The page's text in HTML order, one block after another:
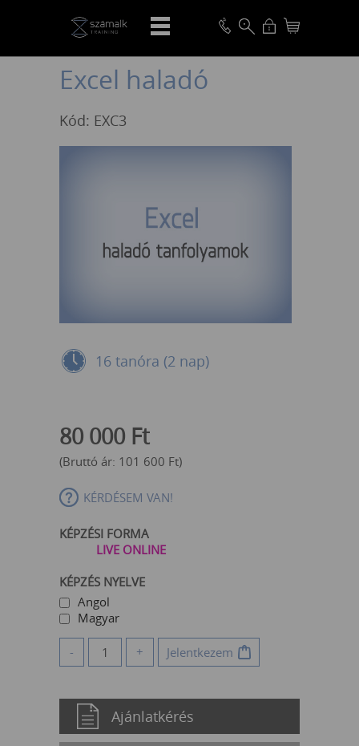
VISSZA
Excel haladó
Kód: EXC3
16 tanóra (2 nap)
80 000 Ft
(Bruttó ár: 101 600 Ft)
KÉRDÉSEM VAN!
KÉPZÉSI FORMA
LIVE ONLINE
KÉPZÉS NYELVE
Angol
Magyar
- + Jelentkezem
Ajánlatkérés